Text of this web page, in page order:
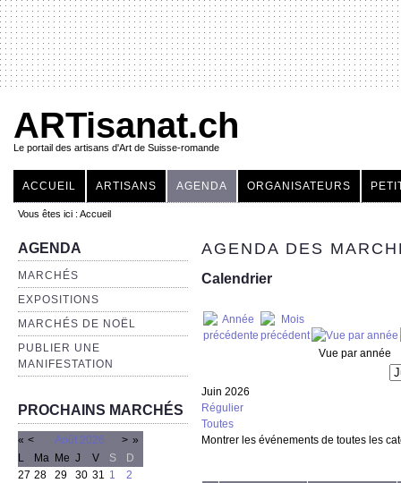
ARTisanat.ch
Le portail des artisans d'Art de Suisse-romande
ACCUEIL ARTISANS AGENDA ORGANISATEURS
Vous êtes ici : Accueil
AGENDA
MARCHÉS
EXPOSITIONS
MARCHÉS DE NOËL
PUBLIER UNE
MANIFESTATION
PROCHAINS MARCHÉS
« < Août 2026 > »
L
Ma Me J V S
D
27 28 29 30 31 1
2
AGENDA DES
Calendrier
Vue par année
Juin 2026
Régulier
Toutes
Montrer les événements de toutes les